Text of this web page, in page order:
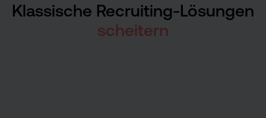
Klassische Recruiting-Lösungen
scheitern